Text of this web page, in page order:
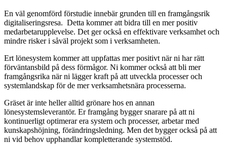
En väl genomförd förstudie innebär grunden till en framgångsrik
digitaliseringsresa. Detta kommer att bidra till en mer positiv
medarbetarupplevelse. Det ger också en effektivare verksamhet och
mindre risker i såväl projekt som i verksamheten.
Ert lönesystem kommer att uppfattas mer positivt när ni har rätt
förväntansbild på dess förmågor. Ni kommer också att bli mer
framgångsrika när ni lägger kraft på att utveckla processer och
systemlandskap för de mer verksamhetsnära processerna.
Gräset är inte heller alltid grönare hos en annan
lönesystemsleverantör. Er framgång bygger snarare på att ni
kontinuerligt optimerar era system och processer, arbetar med
kunskapshöjning, förändringsledning. Men det bygger också på att
ni vid behov upphandlar kompletterande systemstöd.